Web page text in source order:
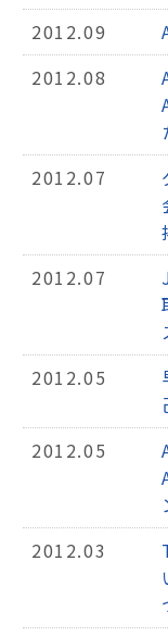
2012.09
2012.08
2012.07
2012.07
2012.05
2012.05
2012.03